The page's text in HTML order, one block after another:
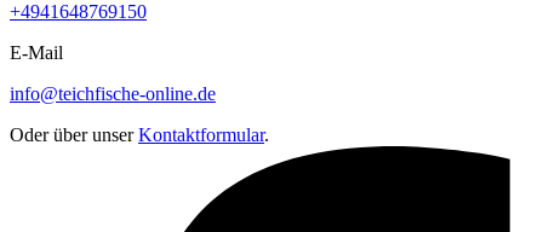
+4941648769150
E-Mail
info@teichfische-online.de
Oder über unserKontaktformular.